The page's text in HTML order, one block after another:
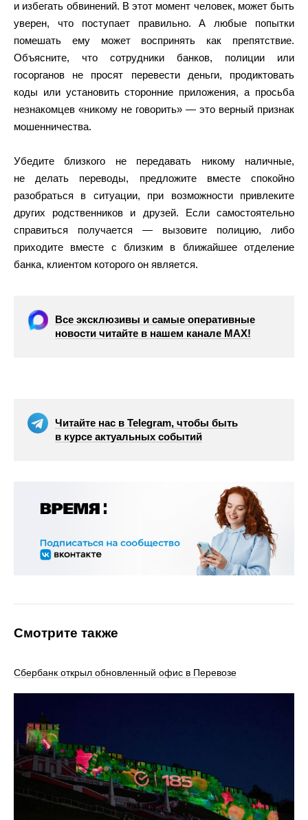
и избегать обвинений. В этот момент человек, может быть
уверен, что поступает правильно. А любые попытки
помешать ему может воспринять как препятствие.
Объясните, что сотрудники банков, полиции или
госорганов не просят перевести деньги, продиктовать
коды или установить сторонние приложения, а просьба
незнакомцев «никому не говорить» — это верный признак
мошенничества.
Убедите близкого не передавать никому наличные,
не делать переводы, предложите вместе спокойно
разобраться в ситуации, при возможности привлеките
других родственников и друзей. Если самостоятельно
справиться получается — вызовите полицию, либо
приходите вместе с близким в ближайшее отделение
банка, клиентом которого он является.
Все эксклюзивы и самые оперативные
новости читайте в нашем канале МАХ!
Читайте нас в Telegram, чтобы быть
в курсе актуальных событий
Смотрите также
Сбербанк открыл обновленный офис в Перевозе